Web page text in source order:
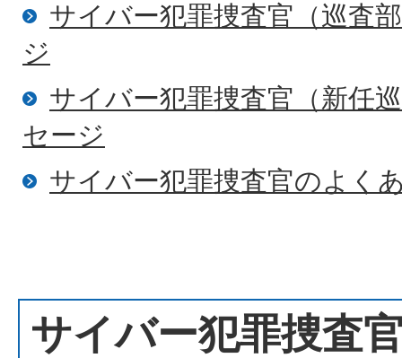
サイバー犯罪捜査官（巡査
ジ
サイバー犯罪捜査官（新任
セージ
サイバー犯罪捜査官のよく
サイバー犯罪捜査